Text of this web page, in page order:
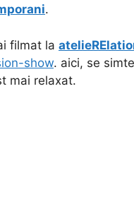
.
filmat la
show. aici, se
mai relaxat.